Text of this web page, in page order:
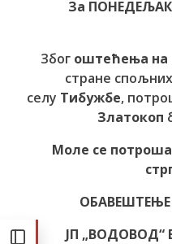
За ПОНЕДЕЉАК
Због оштећења на
стране
селу Тибужбе,
Златокоп
Моле се
ЈП „ВОДОВОД“